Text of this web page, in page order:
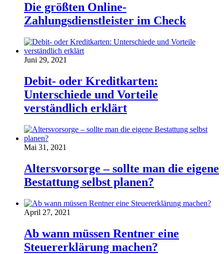
Die größten Online-
Zahlungsdienstleister im Check
Juni 29, 2021
Debit- oder Kreditkarten:
Unterschiede und Vorteile
verständlich erklärt
Mai 31, 2021
Altersvorsorge – sollte man die eigene
Bestattung selbst planen?
April 27, 2021
Ab wann müssen Rentner eine
Steuererklärung machen?